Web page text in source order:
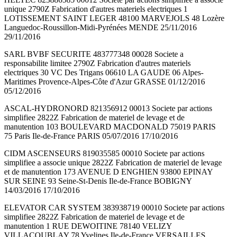
unique 2790Z Fabrication d'autres materiels electriques 1
LOTISSEMENT SAINT LEGER 48100 MARVEJOLS 48 Lozère
Languedoc-Roussillon-Midi-Pyrénées MENDE 25/11/2016
29/11/2016
SARL BVBF SECURITE 483777348 00028 Societe a
responsabilite limitee 2790Z Fabrication d'autres materiels
electriques 30 VC Des Trigans 06610 LA GAUDE 06 Alpes-
Maritimes Provence-Alpes-Côte d'Azur GRASSE 01/12/2016
05/12/2016
ASCAL-HYDRONORD 821356912 00013 Societe par actions
simplifiee 2822Z Fabrication de materiel de levage et de
manutention 103 BOULEVARD MACDONALD 75019 PARIS
75 Paris Ile-de-France PARIS 05/07/2016 17/10/2016
CIDM ASCENSEURS 819035585 00010 Societe par actions
simplifiee a associe unique 2822Z Fabrication de materiel de levage
et de manutention 173 AVENUE D ENGHIEN 93800 EPINAY
SUR SEINE 93 Seine-St-Denis Ile-de-France BOBIGNY
14/03/2016 17/10/2016
ELEVATOR CAR SYSTEM 383938719 00010 Societe par actions
simplifiee 2822Z Fabrication de materiel de levage et de
manutention 1 RUE DEWOITINE 78140 VELIZY